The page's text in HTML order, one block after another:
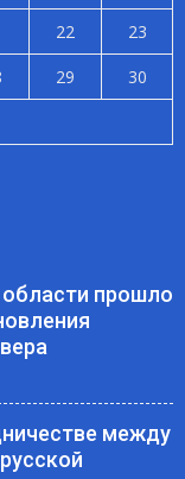
22
23
29
30
области прошло
между